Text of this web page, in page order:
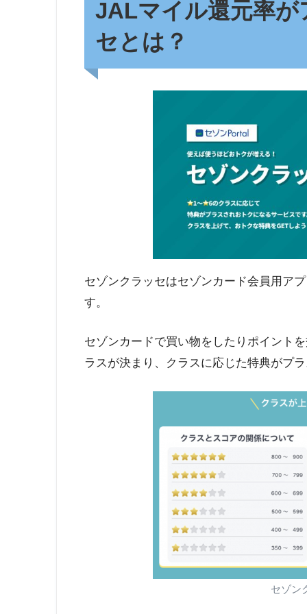
JALマイル還元率
セとは？
セゾンクラッセはセゾンカード会員用ア
す。
セゾンカードで買い物をしたりポイント
ラスが決まり、クラスに応じた特典がプ
セゾン